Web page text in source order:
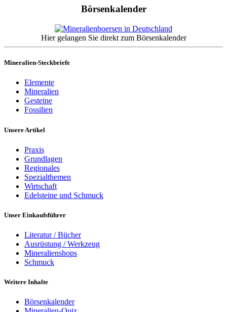
Börsenkalender
Hier gelangen Sie direkt zum Börsenkalender
Mineralien-Steckbriefe
Elemente
Mineralien
Gesteine
Fossilien
Unsere Artikel
Praxis
Grundlagen
Regionales
Spezialthemen
Wirtschaft
Edelsteine und Schmuck
Unser Einkaufsführer
Literatur / Bücher
Ausrüstung / Werkzeug
Mineralienshops
Schmuck
Weitere Inhalte
Börsenkalender